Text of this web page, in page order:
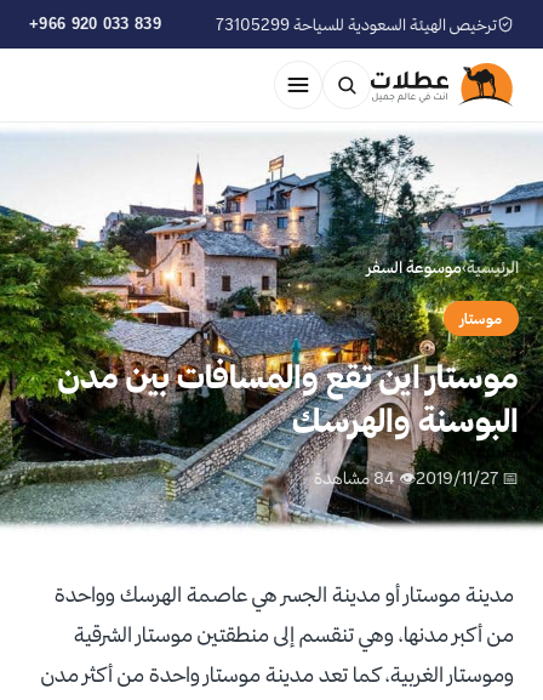
ترخيص الهيئة السعودية للسياحة 73105299 +966 920 033 839
الرئيسية›موسوعة السفر
موستار
موستار اين تقع والمسافات بين مدن
البوسنة والهرسك
📅 2019/11/27 👁 84 مشاهدة
مدينة موستار أو مدينة الجسر هي عاصمة الهرسك وواحدة
من أكبر مدنها، وهي تنقسم إلى منطقتين موستار الشرقية
وموستار الغربية، كما تعد مدينة موستار واحدة من أكثر مدن